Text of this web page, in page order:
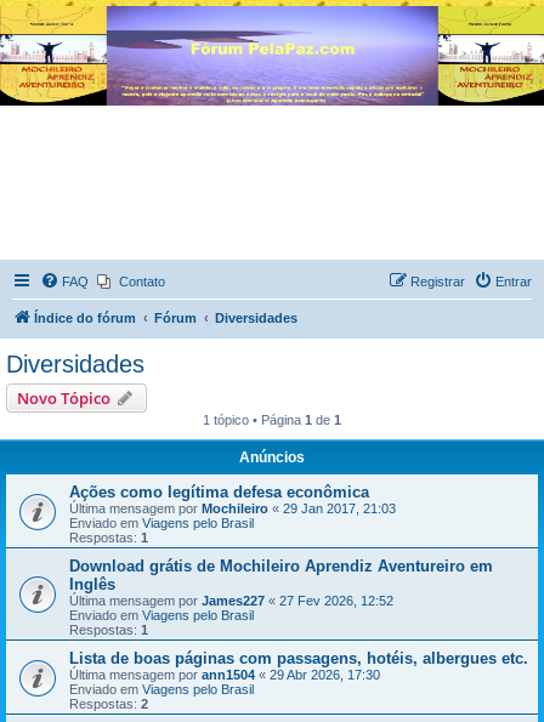
FAQ Contato Entrar
Registrar
Índice do fórum Fórum Diversidades
Diversidades
Novo Tópico
1 tópico • Página 1 de 1
Anúncios
Ações como legítima defesa econômica
Última mensagem por Mochileiro « 29 Jan 2017, 21:03
Enviado em Viagens pelo Brasil
Respostas: 1
Download grátis de Mochileiro Aprendiz Aventureiro em
Inglês
Última mensagem por James227 « 27 Fev 2026, 12:52
Enviado em Viagens pelo Brasil
Respostas: 1
Lista de boas páginas com passagens, hotéis, albergues etc.
Última mensagem por ann1504 « 29 Abr 2026, 17:30
Enviado em Viagens pelo Brasil
Respostas: 2